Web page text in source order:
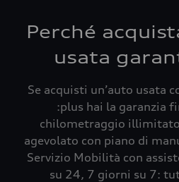
Perché
usata
Se acquisti un’auto usata
:plus hai la garanzia
chilometraggio
agevolato con piano di
Servizio Mobilità con
su 24, 7 giorni su 7: